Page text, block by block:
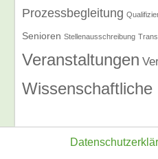
Prozessbegleitung
Senioren Stellenausschreibung
Veranstaltungen
Wissenschaftliche